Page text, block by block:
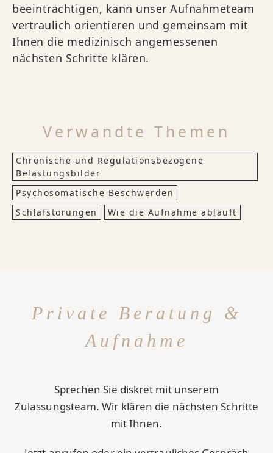
beeinträchtigen, kann unser Aufnahmeteam
vertraulich orientieren und gemeinsam mit
Ihnen die medizinisch angemessenen
nächsten Schritte klären.
Verwandte Themen
Chronische und Regulationsbezogene
Belastungsbilder
Psychosomatische Beschwerden
Schlafstörungen
Wie die Aufnahme abläuft
Private Beratung &
Aufnahme
Sprechen Sie diskret mit unserem
Zulassungsteam. Wir klären die nächsten Schritte
mit Ihnen.